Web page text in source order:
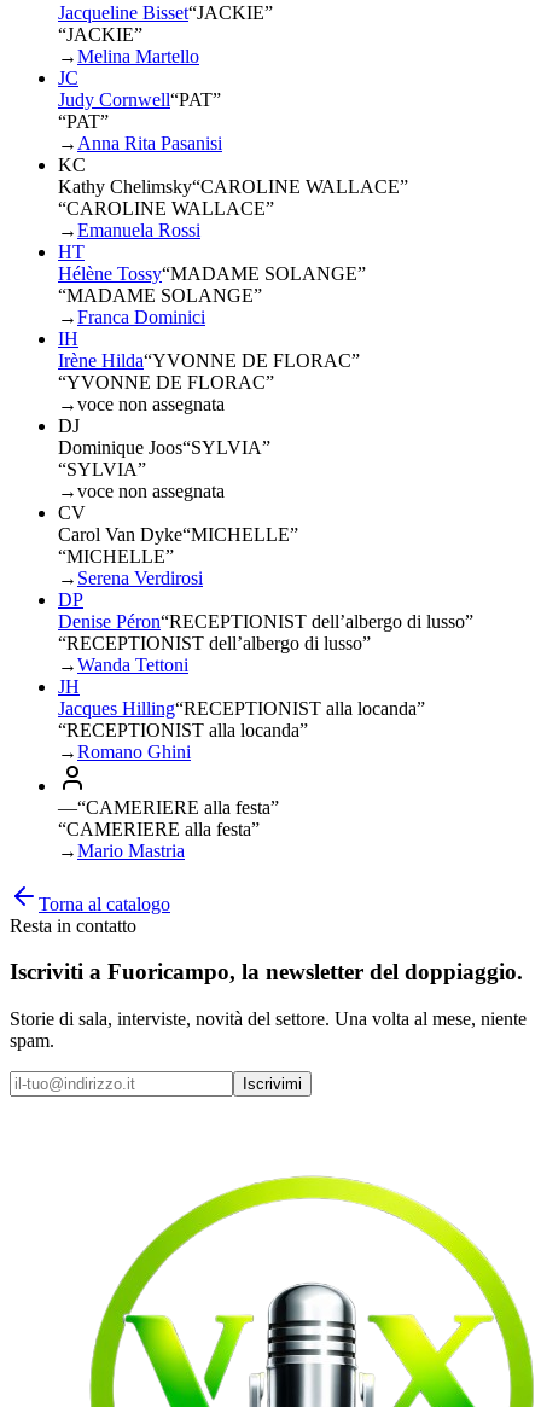
Jacqueline Bisset“JACKIE”
“JACKIE”
→Melina Martello
JC
Judy Cornwell“PAT”
“PAT”
→ Anna Rita Pasanisi
KC
Kathy Chelimsky“CAROLINE WALLACE”
“CAROLINE WALLACE”
→Emanuela Rossi
HT
Hélène Tossy“MADAME SOLANGE”
“MADAME SOLANGE”
→Franca Dominici
IH
Irène Hilda“YVONNE DE FLORAC”
“YVONNE DE FLORAC”
→voce non assegnata
DJ
Dominique Joos“SYLVIA”
“SYLVIA”
→voce non assegnata
CV
Carol Van Dyke“MICHELLE”
“MICHELLE”
→ Serena Verdirosi
DP
Denise Péron“RECEPTIONIST dell’albergo di lusso”
“RECEPTIONIST dell’albergo di lusso”
→Wanda Tettoni
JH
Jacques Hilling“RECEPTIONIST alla locanda”
“RECEPTIONIST alla locanda”
→Romano Ghini
—“CAMERIERE alla festa”
“CAMERIERE alla festa”
→Mario Mastria
Torna al catalogo
Resta in contatto
Iscriviti a Fuoricampo, la newsletter del doppiaggio.
Storie di sala, interviste, novità del settore. Una volta al mese, niente
spam.
Iscrivimi